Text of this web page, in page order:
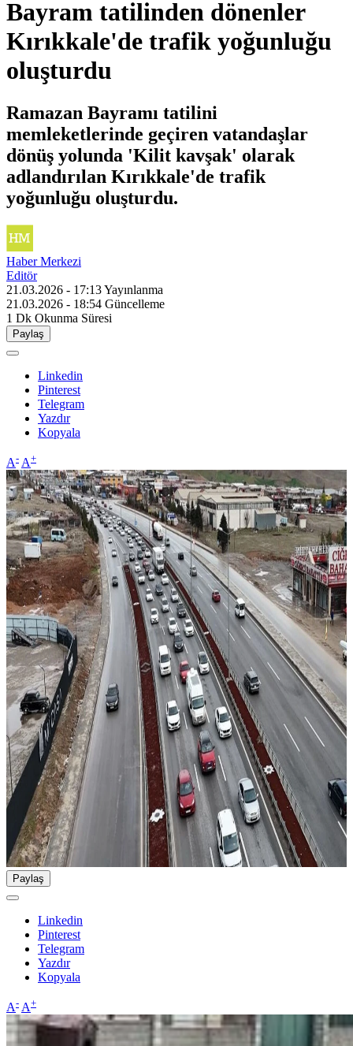
Bayram tatilinden dönenler
Kırıkkale'de trafik yoğunluğu
oluşturdu
Ramazan Bayramı tatilini
memleketlerinde geçiren vatandaşlar
dönüş yolunda 'Kilit kavşak' olarak
adlandırılan Kırıkkale'de trafik
yoğunluğu oluşturdu.
Haber Merkezi
Editör
21.03.2026 - 17:13Yayınlanma
21.03.2026 - 18:54 Güncelleme
1 Dk Okunma Süresi
Paylaş
Linkedin
Pinterest
Telegram
Yazdır
Kopyala
A- A+
Paylaş
Linkedin
Pinterest
Telegram
Yazdır
Kopyala
A- A+